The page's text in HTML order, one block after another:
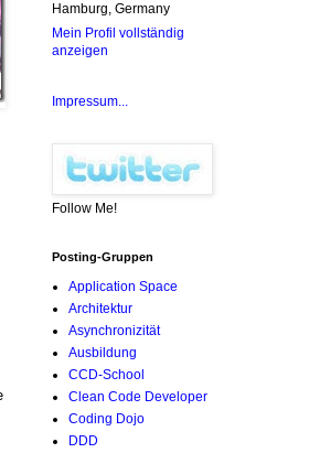
Hamburg, Germany
Mein Profil vollständig
anzeigen
Impressum...
Follow Me!
Posting-Gruppen
Application Space
Architektur
Asynchronizität
Ausbildung
CCD-School
Clean Code Developer
Coding Dojo
DDD